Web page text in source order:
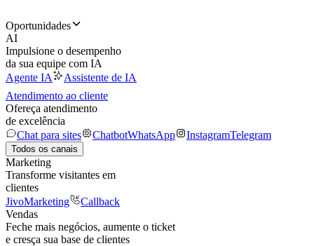
Oportunidades
AI
Impulsione o desempenho
da sua equipe com IA
Agente IA
Assistente de IA
Atendimento ao cliente
Ofereça atendimento
de excelência
Chat para sites
ChatbotWhatsApp InstagramTelegram
Todos os canais
Marketing
Transforme visitantes em
clientes
JivoMarketing
Callback
Vendas
Feche mais negócios, aumente o ticket
e cresça sua base de clientes